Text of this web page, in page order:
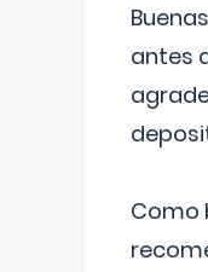
antes
Como